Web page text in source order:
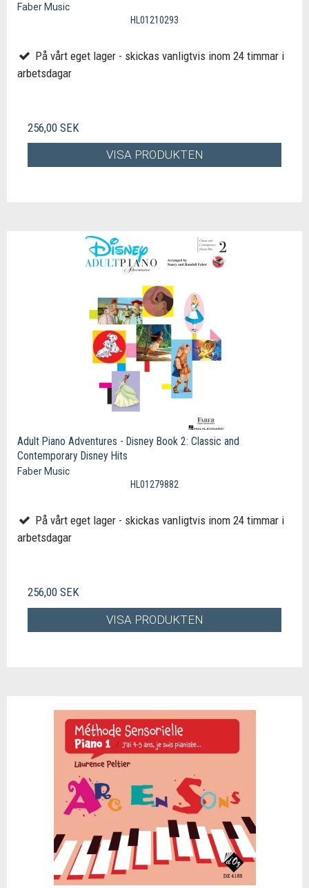
Faber Music
HL01210293
På vårt eget lager - skickas vanligtvis inom 24 timmar i
arbetsdagar
256,00 SEK
VISA PRODUKTEN
Adult Piano Adventures - Disney Book 2: Classic and
Contemporary Disney Hits
Faber Music
HL01279882
På vårt eget lager - skickas vanligtvis inom 24 timmar i
arbetsdagar
256,00 SEK
VISA PRODUKTEN